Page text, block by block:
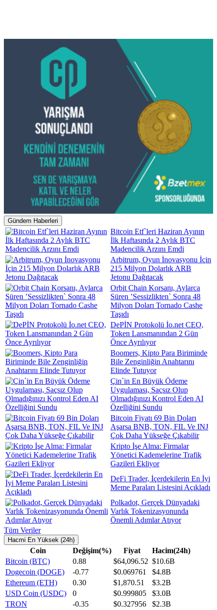
Gündem Haberleri
Bitcoin Etf`leri Haziran Ayının
İlk Haftasında 2 Aylık BTC
Madencilik Arzını Emdi
Arbitrum, Oyun İnovasyonu İçin
215 Milyon Dolarlık ARB
Jetonu Dağıtacak
Orbit Chain Korsanı, Aylarca
Süren ’Sessizlikten` Sonra 48
Milyon Doları Tornado Cashe
Taşıdı
DePİN Protokolü İo.net CEO,
Token Lansmanından 2 Gün
Önce Ayrılıyor
Boomers, Kipto Para Biriminde
Bile Zenginliğin Anahtarını
Elinde Tutuyor
Çin`in En Büyük Ödeme
Uygulaması, Saçsız Olup
Olmadığınızı Kontrol Eden AI
Özelliğini Sundu
Bitcoin Fiyatı 69 Bin Doları
Aşarsa BNB, TON, FIL Ve INJ
Çok Daha Yükseğe Çıkabilir
Kripto İşe Alma: Firmalar
Yönetici Kademelerine Trafik
Gazileri Ekliyor
DeFi Trader, İçerdekilerin En İyi
Meme Paraları Listesini Açıkladı
Polkadot, Gerçek Dünyadaki
Varlık Tokenizasyonunda
Önemli Adımlar Atıyor
Tüm Veriler
Hacmi En Yüksek (24h)
Coin Değişim(%) Fiyat
Hacim(24h)
Bitcoin (BTC)
0.88 $64,096.52 $10.6B
Dogecoin (DOGE)
-0.77 $0.069761
$4.8B
Ethereum (ETH)
0.30 $1,870.51
$3.2B
USD Coin (USDC)
0 $0.999805
$3.0B
TRON
-0.35 $0.327956
$2.3B